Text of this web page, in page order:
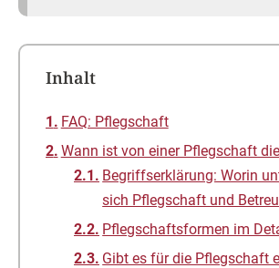
Inhalt
FAQ: Pflegschaft
Wann ist von einer Pflegschaft
Begriffserklärung: Worin
sich Pflegschaft und
Pflegschaftsformen im
Gibt es für die Pflegschaft